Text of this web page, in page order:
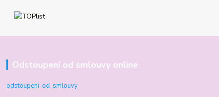
Odstoupení od smlouvy online
odstoupeni-od-smlouvy